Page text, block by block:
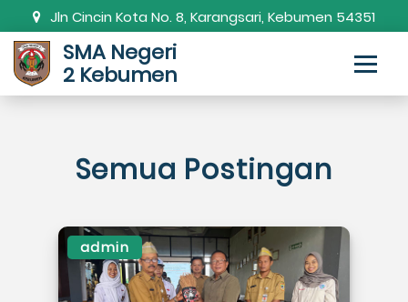
Jln Cincin Kota No. 8, Karangsari, Kebumen 54351
0287-381820
SMA Negeri
2 Kebumen
Semua Postingan
admin